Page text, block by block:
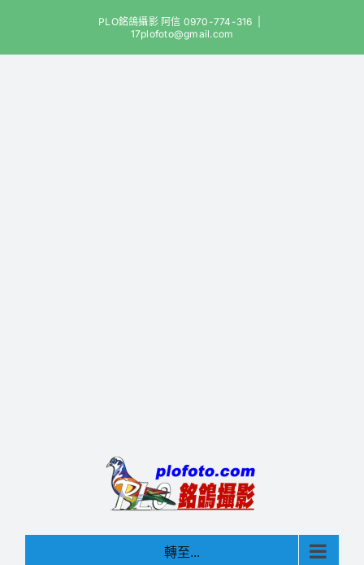
content
PLO銘鴿攝影 阿信 0970-774-316
17plofoto@gmail.com
轉至...